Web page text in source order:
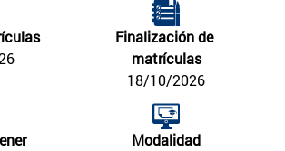
Finalización de
matrículas
18/10/2026
Modalidad